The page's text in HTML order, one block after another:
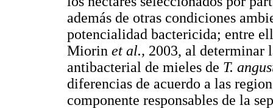
además de otras condiciones
potencialidad bactericida; entre
Miorin et al., 2003, al determinar
antibacterial de mieles de T.
diferencias de acuerdo a las
componente responsables de la